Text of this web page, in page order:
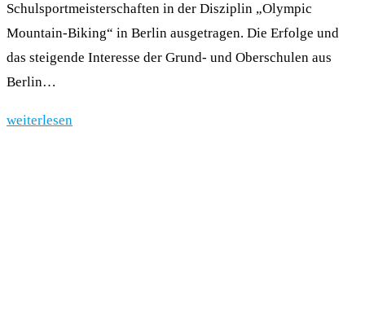
Schulsportmeisterschaften in der Disziplin „Olympic
Mountain-Biking“ in Berlin ausgetragen. Die Erfolge und
das steigende Interesse der Grund- und Oberschulen aus
Berlin…
weiterlesen